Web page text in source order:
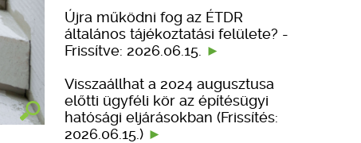
Újra működni fog az ÉTDR
általános tájékoztatási felülete? -
Frissítve: 2026.06.15.
Visszaállhat a 2024 augusztusa
előtti ügyféli kör az építésügyi
hatósági eljárásokban (Frissítés:
2026.06.15.)